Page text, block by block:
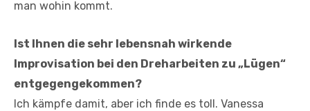
man wohin kommt.
Ist Ihnen die sehr lebensnah wirkende
Improvisation bei den Dreharbeiten zu „Lügen“
entgegengekommen?
Ich kämpfe damit, aber ich finde es toll. Vanessa